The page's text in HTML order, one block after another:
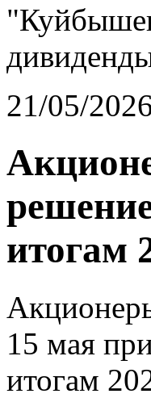
21/05/
итогам
15 мая
итогам